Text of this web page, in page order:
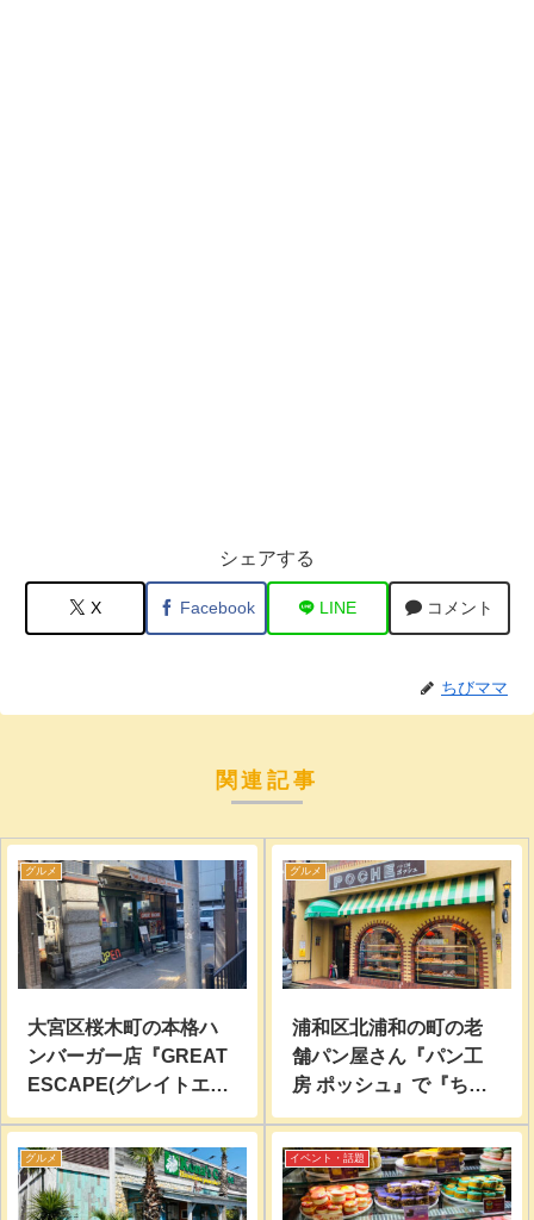
シェアする
X Facebook LINE コメント
ちびママ
関連記事
グルメ
大宮区桜木町の本格ハ
ンバーガー店『GREAT
ESCAPE(グレイトエス
ケイプ)』でランチして
グルメ
浦和区北浦和の町の老
舗パン屋さん『パン工
房 ポッシュ』で『ちく
わくん』『ごまマヨチ
みた。
グルメ イベント・話題